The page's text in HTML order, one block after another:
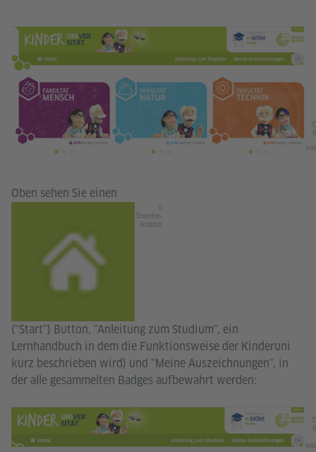
Oben sehen Sie einen
Goethe-
Institut
("Start") Button, "Anleitung zum Studium", ein
Lernhandbuch in dem die Funktionsweise der Kinderuni
kurz beschrieben wird) und "Meine Auszeichnungen", in
der alle gesammelten Badges aufbewahrt werden: